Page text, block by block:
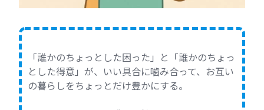
「誰かのちょっとした困った」と「誰かのちょっ
とした得意」が、いい具合に噛み合って、お互い
の暮らしをちょっとだけ豊かにする。